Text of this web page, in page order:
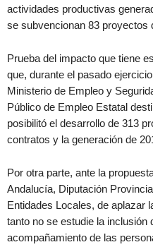
actividades productivas
se subvencionan 83 proyectos
Prueba del impacto que tiene
que, durante el pasado
Ministerio de Empleo y
Público de Empleo Estatal
posibilitó el desarrollo de 313
contratos y la generación de
Por otra parte, ante la
Andalucía, Diputación
Entidades Locales, de aplazar
tanto no se estudie la inclusión
acompañamiento de las